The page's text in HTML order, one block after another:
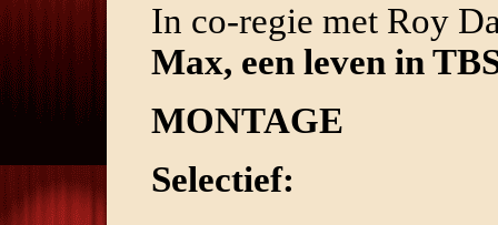
In co-regie met Roy
Max, een leven in
MONTAGE
Selectief: